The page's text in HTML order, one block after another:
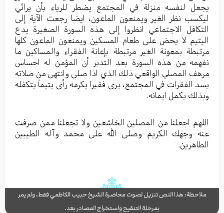
یجعل لنفسه منزلة في المجتمع یضطر للریاء بأن یرائي
لیکسب نظر الغیر ویمنعون الماعون، ایضا رجعت الآیة إلی
التکافل الاجتماعي انظروا إلی هذه السورة الصغیرة یدع
الیتیم لا یحض علی طعام المسکین ویمنعون الماعون کلها
مرتبطة بمعونة الغیر مرتبطة بإعانة الفقراء والمساکین ما
نفهمه من هذه السورة بعد التدبر أن المؤمن له احساس
مرهف المصلي الواقعي ذلك الذي اذا صلی وانتهی من صلاته
یسد الفقرات في المجتمع، یری فقیرا یکرمه رأی یتیماً یتکفله
وبذلك یکمل ایمانه.
اللهم اجعلنا من المصلین الخاشعین ولا تجعلنا ممن صرفت
عنه وجهك الکریم وصلی الله علی محمد وآله الطیبین
الطاهرین.
ملاحظة: هذا النص تنزيل لصوت محاضرة الشيخ حبيب الكاظمي فقط، ولم يمر
بمرحلة التنقيح واستخراج المصادر بعد.